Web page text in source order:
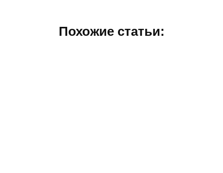
Похожие статьи: